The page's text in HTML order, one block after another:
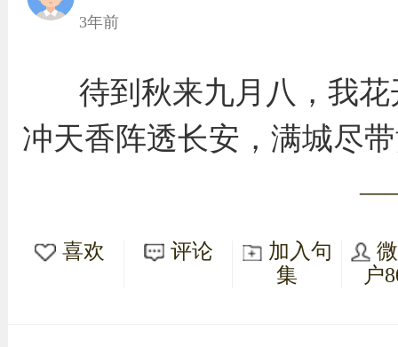
3年前
待到秋来九月八，我
冲天香阵透长安，满城尽
喜欢 评论
加入句
集
户